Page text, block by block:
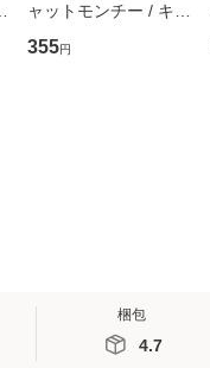
ャットモンチー / キュ
ーンレコード [CD]
【メール便送料無料】
355円
梱包
4.7